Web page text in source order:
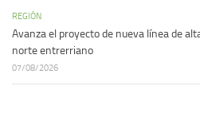
REGIÓN
Avanza el proyecto de nueva línea de
norte entrerriano
07/08/2026